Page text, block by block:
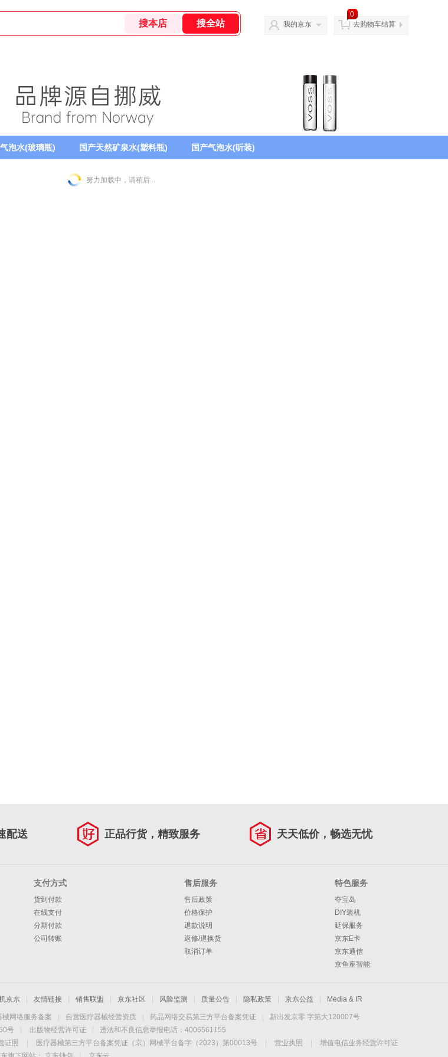
我的京东
0
去购物车结算
泡水(玻璃瓶) 国产天然矿泉水(塑料瓶) 国产气泡水(听装)
努力加载中，请稍后...
配送 正品行货，精致服务 天天低价，畅选无忧
支付方式
货到付款
在线支付
分期付款
公司转账
售后服务
售后政策
价格保护
退款说明
返修/退换货
取消订单
特色服务
夺宝岛
DIY装机
延保服务
京东E卡
京东通信
京鱼座智能
京东 友情链接 销售联盟 京东社区 风险监测 质量公告 隐私政策 京东公益 Media & IR
械网络服务备案 自营医疗器械经营资质 药品网络交易第三方平台备案凭证
新出发京零 字第大120007号
号
出版物经营许可证
违法和不良信息举报电话：4006561155
证照 医疗器械第三方平台备案凭证（京）网械平台备字（2023）第00013号 营业执照
增值电信业务经营许可证